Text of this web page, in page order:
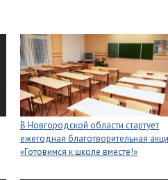
В Новгородской области стартует
ежегодная благотворительная
«Готовимся к школе вместе!»